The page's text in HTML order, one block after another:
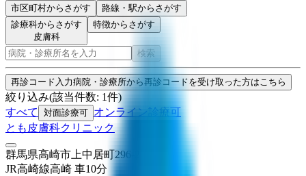
市区町村からさがす 路線・駅からさがす
診療科からさがす
皮膚科
特徴からさがす
検索
再診コード入力病院・診療所から再診コードを受け取った方はこちら
絞り込み(該当件数: 1件)
すべて
対面診療可 オンライン診療可
とも皮膚科クリニック
群馬県高崎市上中居町296-2
JR高崎線高崎 車10分